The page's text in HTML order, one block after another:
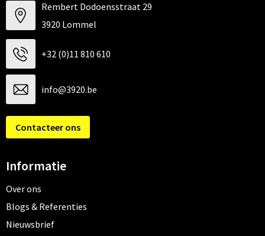
Rembert Dodoensstraat 29
3920 Lommel
+32 (0)11 810 610
info@3920.be
Contacteer ons
Informatie
Over ons
Blogs & Referenties
Nieuwsbrief